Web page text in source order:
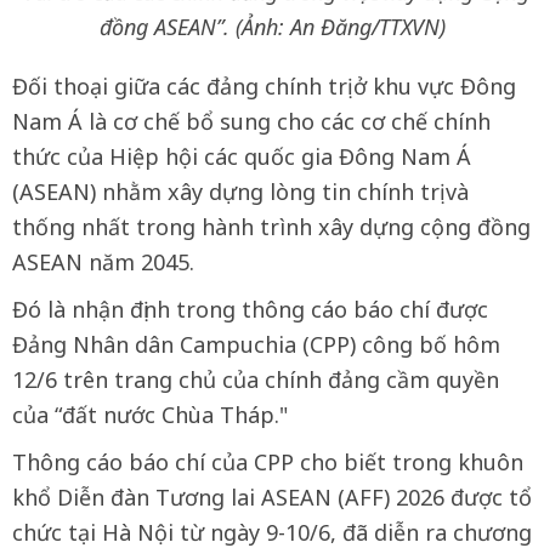
đồng ASEAN”. (Ảnh: An Đăng/TTXVN)
Đối thoại giữa các đảng chính trị ở khu vực Đông
Nam Á là cơ chế bổ sung cho các cơ chế chính
thức của Hiệp hội các quốc gia Đông Nam Á
(ASEAN) nhằm xây dựng lòng tin chính trị và
thống nhất trong hành trình xây dựng cộng đồng
ASEAN năm 2045.
Đó là nhận định trong thông cáo báo chí được
Đảng Nhân dân Campuchia (CPP) công bố hôm
12/6 trên trang chủ của chính đảng cầm quyền
của “đất nước Chùa Tháp."
Thông cáo báo chí của CPP cho biết trong khuôn
khổ Diễn đàn Tương lai ASEAN (AFF) 2026 được tổ
chức tại Hà Nội từ ngày 9-10/6, đã diễn ra chương